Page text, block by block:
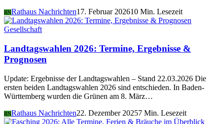
RNRathaus Nachrichten17. Februar 202610 Min. Lesezeit
Gesellschaft
Landtagswahlen 2026: Termine, Ergebnisse &
Prognosen
Update: Ergebnisse der Landtagswahlen – Stand 22.03.2026 Die
ersten beiden Landtagswahlen 2026 sind entschieden. In Baden-
Württemberg wurden die Grünen am 8. März…
RNRathaus Nachrichten22. Dezember 20257 Min. Lesezeit